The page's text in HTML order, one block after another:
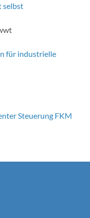
selbst
für industrielle
Steuerung FKM